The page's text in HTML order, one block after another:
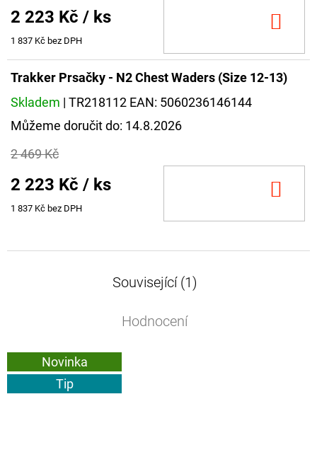
2 223 Kč / ks
1 837 Kč bez DPH
Trakker Prsačky - N2 Chest Waders (Size 12-13)
Skladem | TR218112 EAN: 5060236146144
Můžeme doručit do: 14.8.2026
2 469 Kč
2 223 Kč / ks
1 837 Kč bez DPH
Související (1)
Hodnocení
Novinka
Tip